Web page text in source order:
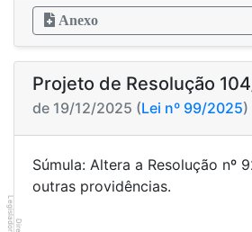
Anexo
Projeto de Resolução
de 19/12/2025 (Lei nº 99/2025)
Súmula: Altera a Resolução nº
outras
Legislador